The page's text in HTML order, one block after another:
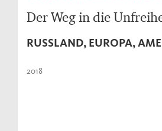
Der Weg in die
RUSSLAND, EUROPA,
2018